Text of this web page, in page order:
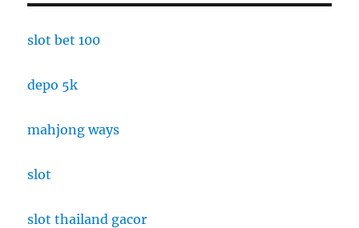
slot bet 100
depo 5k
mahjong ways
slot
slot thailand gacor